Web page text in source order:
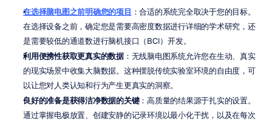
在选择脑电图之前明确您的项目 ：合适的系统完全取决于您的目标。
在选择设备之前，确定您是需要高密度数据进行详细的学术研究，还
是需要较低的通道数进行脑机接口（BCI）开发。
利用便携性获取更真实的数据：无线脑电图系统允许您在生动、真实
的现实场景中收集大脑数据。这种摆脱传统实验室环境的自由度，可
以让您对人类认知和行为产生更真实的洞察。
良好的准备是获得洁净数据的关键：高质量的结果源于扎实的设置。
通过掌握电极放置、创建安静的记录环境以最小化干扰，以及在每次